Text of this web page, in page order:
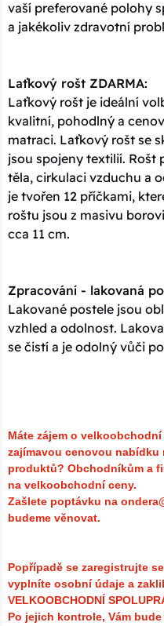
vaší preferované polohy
a jakékoliv zdravotní
Laťkový rošt ZDARMA:
Laťkový rošt je ideální
kvalitní, pohodlný a
matraci. Laťkový rošt se
jsou spojeny textilií.
těla, cirkulaci vzduchu a
je tvořen 12 příčkami,
roštu jsou z masivu
cca 11 cm.
Zpracování - lakovaná
Lakované postele jsou
vzhled a odolnost.
se čistí a je odolný vůči
Máte zájem o
zajímavou cenovou
produktů? Obchodníkům a
na velkoobchodní ceny.
Zašlete poptávku na
budeme věnovat.
Popřípadě se zaregistrujte
vyplníte osobní údaje a
VELKOOBCHODNÍ
Po jejich kontrole, Vám